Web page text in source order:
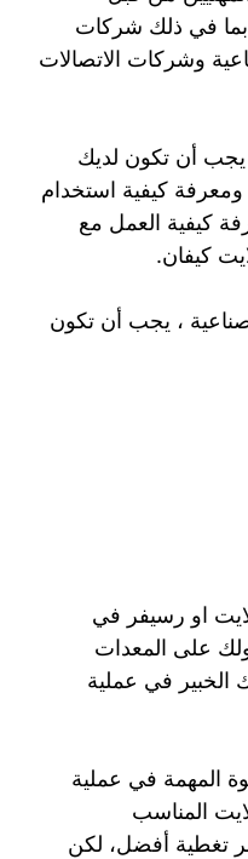
بما في ذلك شركات
وشركات الاتصالات
يجب أن تكون لديك
ومعرفة كيفية استخدام
كيفية العمل مع
كيفان.
، يجب أن تكون
او رسيفر في
على المعدات
الخبير في عملية
المهمة في عملية
المناسب
تغطية أفضل، لكن